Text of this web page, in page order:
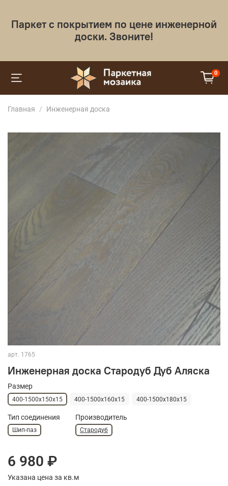
Паркет с покрытием по цене инженерной
доски. Звоните!
0
Главная Инженерная доска
арт. 1765
Инженерная доска Стародуб Дуб Аляска
Размер
400-1500х150х15 400-1500х160х15 400-1500х180х15
Тип соединения
Шип-паз
Производитель
Стародуб
6 980 ₽
Указана цена за кв.м